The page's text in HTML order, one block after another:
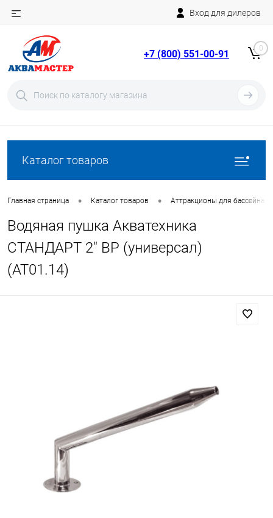
Вход для дилеров
+7 (800) 551-00-91 0
Каталог товаров
Главная страница • Каталог товаров • Аттракционы для бассейна
Водяная пушка Акватехника
СТАНДАРТ 2" ВР (универсал)
(AT01.14)